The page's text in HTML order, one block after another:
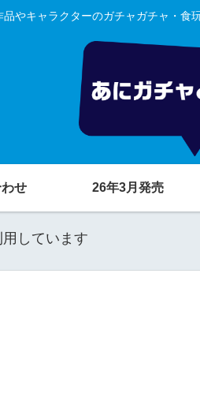
品やキャラクターのガチャガチャ・食
せ 26年3月発売
しています